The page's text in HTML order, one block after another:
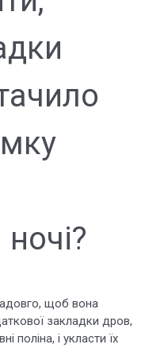
щоб вона
закладки дров,
поліна, і укласти їх